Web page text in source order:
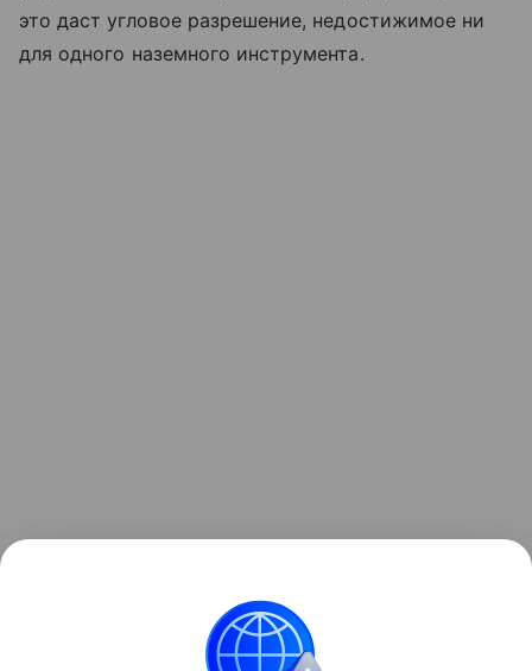
это даст угловое разрешение, недостижимое ни
для одного наземного инструмента.